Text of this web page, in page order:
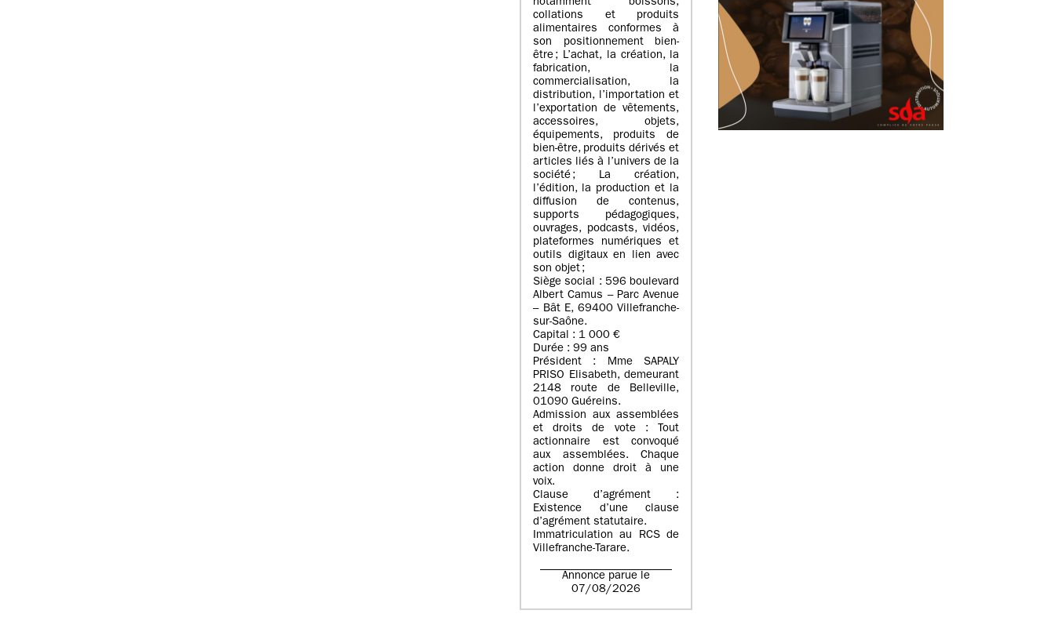
notamment boissons,
collations et produits
alimentaires conformes à
son positionnement bien-
être ; L’achat, la création, la
fabrication, la
commercialisation, la
distribution, l’importation et
l’exportation de vêtements,
accessoires, objets,
équipements, produits de
bien-être, produits dérivés et
articles liés à l’univers de la
société ; La création,
l’édition, la production et la
diffusion de contenus,
supports pédagogiques,
ouvrages, podcasts, vidéos,
plateformes numériques et
outils digitaux en lien avec
son objet ;
Siège social : 596 boulevard
Albert Camus – Parc Avenue
– Bât E, 69400 Villefranche-
sur-Saône.
Capital : 1 000 €
Durée : 99 ans
Président : Mme SAPALY
PRISO Elisabeth, demeurant
2148 route de Belleville,
01090 Guéreins.
Admission aux assemblées
et droits de vote : Tout
actionnaire est convoqué
aux assemblées. Chaque
action donne droit à une
voix.
Clause d’agrément :
Existence d’une clause
d’agrément statutaire.
Immatriculation au RCS de
Villefranche-Tarare.
Annonce parue le
07/08/2026